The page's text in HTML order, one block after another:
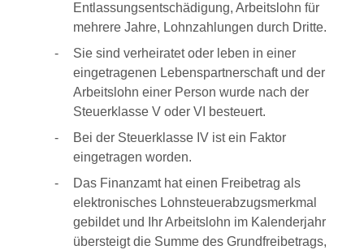
Entlassungsentschädigung, Arbeitslohn für
mehrere Jahre, Lohnzahlungen durch Dritte.
Sie sind verheiratet oder leben in einer
eingetragenen Lebenspartnerschaft und der
Arbeitslohn einer Person wurde nach der
Steuerklasse V oder VI besteuert.
Bei der Steuerklasse IV ist ein Faktor
eingetragen worden.
Das Finanzamt hat einen Freibetrag als
elektronisches Lohnsteuerabzugsmerkmal
gebildet und Ihr Arbeitslohn im Kalenderjahr
übersteigtdie Summe des Grundfreibetrags,